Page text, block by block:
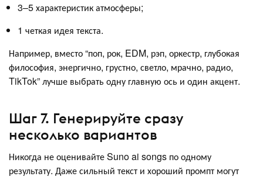
3–5 характеристик атмосферы;
1 четкая идея текста.
Например, вместо “поп, рок, EDM, рэп, оркестр, глубокая
философия, энергично, грустно, светло, мрачно, радио,
TikTok” лучше выбрать одну главную ось и один акцент.
Шаг 7. Генерируйте сразу
несколько вариантов
Никогда не оценивайте Suno ai songs по одному
результату. Даже сильный текст и хороший промпт могут